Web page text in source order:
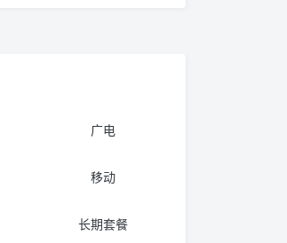
广电
移动
长期套餐